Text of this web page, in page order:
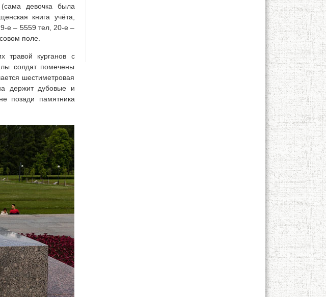
девочка была
книга учёта,
е – 5559 тел, 20-е –
поле.
травой курганов с
солдат помечены
шестиметровая
держит дубовые и
позади памятника